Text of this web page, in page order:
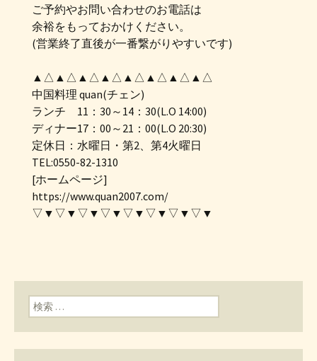
ご予約やお問い合わせのお電話は
余裕をもっておかけください。
(営業終了直後が一番繋がりやすいです)
▲△▲△▲△▲△▲△▲△▲△▲△
中国料理 quan(チェン)
ランチ 11：30～14：30(L.O 14:00)
ディナー17：00～21：00(L.O 20:30)
定休日：水曜日・第2、第4火曜日
TEL:0550-82-1310
[ホームページ]
https://www.quan2007.com/
▽▼▽▼▽▼▽▼▽▼▽▼▽▼▽▼
検索: